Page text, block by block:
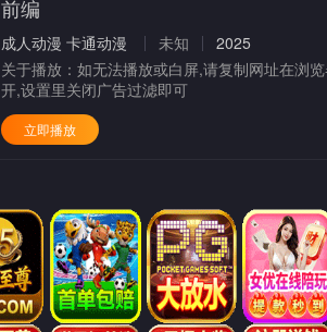
前编
成人动漫 卡通动漫 未知
2025
关于播放： 如无法播放或白屏,请复制网址在浏
开,设置里关闭广告过滤即可
立即播放